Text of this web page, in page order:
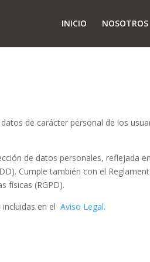
INICIO NOSOTROS
de carácter personal de los
de datos personales, reflejada
Cumple también con el
físicas (RGPD).
incluidas en elAviso Legal.